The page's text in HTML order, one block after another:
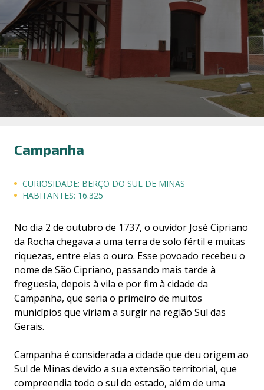
Campanha
CURIOSIDADE: BERÇO DO SUL DE MINAS
HABITANTES: 16.325
No dia 2 de outubro de 1737, o ouvidor José Cipriano
da Rocha chegava a uma terra de solo fértil e muitas
riquezas, entre elas o ouro. Esse povoado recebeu o
nome de São Cipriano, passando mais tarde à
freguesia, depois à vila e por fim à cidade da
Campanha, que seria o primeiro de muitos
municípios que viriam a surgir na região Sul das
Gerais.
Campanha é considerada a cidade que deu origem ao
Sul de Minas devido a sua extensão territorial, que
compreendia todo o sul do estado, além de uma